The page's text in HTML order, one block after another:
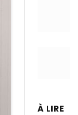
À LIRE